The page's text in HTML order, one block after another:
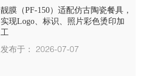
靓膜（PF-150）适配仿古陶瓷餐具，
实现Logo、标识、照片彩色烫印加
工
发布于： 2026-07-07